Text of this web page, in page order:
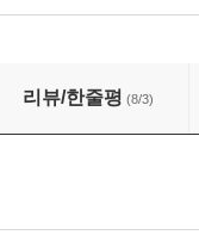
리뷰/한줄평 (8/3)